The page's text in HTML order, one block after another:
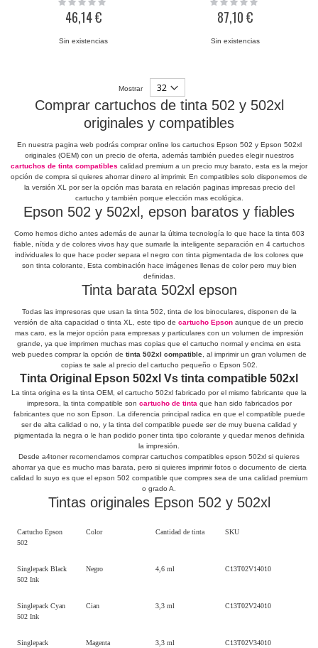
46,14 €
Sin existencias
87,10 €
Sin existencias
Mostrar
Comprar cartuchos de tinta 502 y 502xl
originales y compatibles
En nuestra pagina web podrás comprar online los cartuchos Epson 502 y Epson 502xl
originales (OEM) con un precio de oferta, además también puedes elegir nuestros
cartuchos de tinta compatibles calidad premium a un precio muy barato, esta es la mejor
opción de compra si quieres ahorrar dinero al imprimir. En compatibles solo disponemos de
la versión XL por ser la opción mas barata en relación paginas impresas precio del
cartucho y también porque elección mas ecológica.
Epson 502 y 502xl, epson baratos y fiables
Como hemos dicho antes además de aunar la última tecnología lo que hace la tinta 603
fiable, nítida y de colores vivos hay que sumarle la inteligente separación en 4 cartuchos
individuales lo que hace poder separa el negro con tinta pigmentada de los colores que
son tinta colorante, Esta combinación hace imágenes llenas de color pero muy bien
definidas.
Tinta barata 502xl epson
Todas las impresoras que usan la tinta 502, tinta de los binoculares, disponen de la
versión de alta capacidad o tinta XL, este tipo de cartucho Epson aunque de un precio
mas caro, es la mejor opción para empresas y particulares con un volumen de impresión
grande, ya que imprimen muchas mas copias que el cartucho normal y encima en esta
web puedes comprar la opción de tinta 502xl compatible, al imprimir un gran volumen de
copias te sale al precio del cartucho pequeño o Epson 502.
Tinta Original Epson 502xl Vs tinta compatible 502xl
La tinta origina es la tinta OEM, el cartucho 502xl fabricado por el mismo fabricante que la
impresora, la tinta compatible son cartucho de tinta que han sido fabricados por
fabricantes que no son Epson. La diferencia principal radica en que el compatible puede
ser de alta calidad o no, y la tinta del compatible puede ser de muy buena calidad y
pigmentada la negra o le han podido poner tinta tipo colorante y quedar menos definida
la impresión.
Desde a4toner recomendamos comprar cartuchos compatibles epson 502xl si quieres
ahorrar ya que es mucho mas barata, pero si quieres imprimir fotos o documento de cierta
calidad lo suyo es que el epson 502 compatible que compres sea de una calidad premium
o grado A.
Tintas originales Epson 502 y 502xl
Cartucho Epson
502
Color Cantidad de tinta SKU
Singlepack Black
502 Ink
Negro 4,6 ml C13T02V14010
Singlepack Cyan
502 Ink
Cian 3,3 ml C13T02V24010
Singlepack
Magenta 3,3 ml C13T02V34010